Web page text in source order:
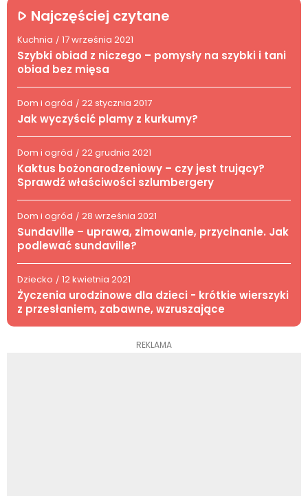
Najczęściej czytane
Kuchnia / 17 września 2021
Szybki obiad z niczego – pomysły na szybki i tani
obiad bez mięsa
Dom i ogród / 22 stycznia 2017
Jak wyczyścić plamy z kurkumy?
Dom i ogród / 22 grudnia 2021
Kaktus bożonarodzeniowy – czy jest trujący?
Sprawdź właściwości szlumbergery
Dom i ogród / 28 września 2021
Sundaville – uprawa, zimowanie, przycinanie. Jak
podlewać sundaville?
Dziecko / 12 kwietnia 2021
Życzenia urodzinowe dla dzieci - krótkie wierszyki
z przesłaniem, zabawne, wzruszające
REKLAMA